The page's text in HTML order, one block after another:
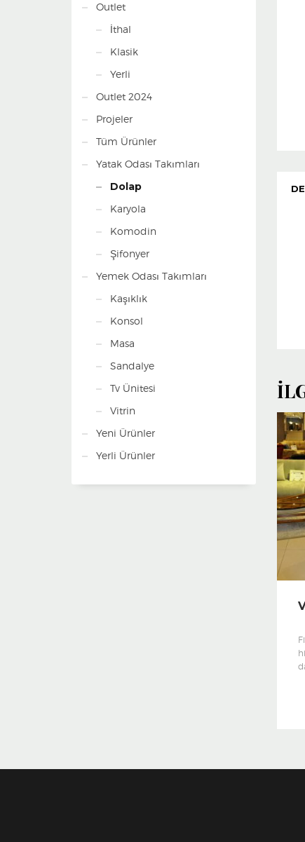
Outlet
İthal
Klasik
Yerli
Outlet 2024
Projeler
Tüm Ürünler
Yatak Odası Takımları
Dolap
Karyola
Komodin
Şifonyer
Yemek Odası Takımları
Kaşıklık
Konsol
Masa
Sandalye
Tv Ünitesi
Vitrin
Yeni Ürünler
Yerli Ürünler